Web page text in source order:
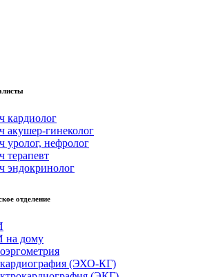
кардиолог
акушер-гинеколог
уролог, нефролог
терапевт
эндокринолог
отделение
на дому
(ЭХО-КГ)